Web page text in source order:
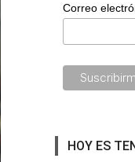
Correo
HOY ES